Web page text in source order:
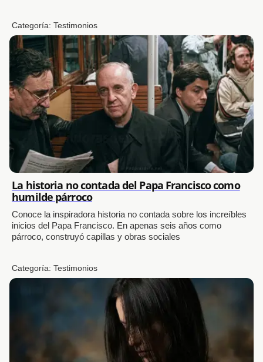
Categoría:Testimonios
La historia no contada del Papa Francisco como
humilde párroco
Conoce la inspiradora historia no contada sobre los increíbles
inicios del Papa Francisco. En apenas seis años como
párroco, construyó capillas y obras sociales
Categoría:Testimonios